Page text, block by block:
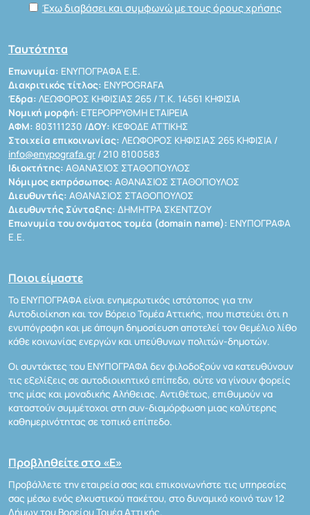
Έχω διαβάσει και συμφωνώ με τους όρους χρήσης
Ταυτότητα
Επωνυμία: ΕΝΥΠΟΓΡΑΦΑ Ε.Ε.
Διακριτικός τίτλος: ENYPOGRAFA
Έδρα: ΛΕΩΦΟΡΟΣ ΚΗΦΙΣΙΑΣ 265 / Τ.Κ. 14561 ΚΗΦΙΣΙΑ
Νομική μορφή: ΕΤΕΡΟΡΡΥΘΜΗ ΕΤΑΙΡΕΙΑ
ΑΦΜ: 803111230 /ΔΟΥ: ΚΕΦΟΔΕ ΑΤΤΙΚΗΣ
Στοιχεία επικοινωνίας: ΛΕΩΦΟΡΟΣ ΚΗΦΙΣΙΑΣ 265 ΚΗΦΙΣΙΑ /
info@enypografa.gr / 210 8100583
Ιδιοκτήτης: ΑΘΑΝΑΣΙΟΣ ΣΤΑΘΟΠΟΥΛΟΣ
Νόμιμος εκπρόσωπος: ΑΘΑΝΑΣΙΟΣ ΣΤΑΘΟΠΟΥΛΟΣ
Διευθυντής: ΑΘΑΝΑΣΙΟΣ ΣΤΑΘΟΠΟΥΛΟΣ
Διευθυντής Σύνταξης: ΔΗΜΗΤΡΑ ΣΚΕΝΤΖΟΥ
Επωνυμία του ονόματος τομέα (domain name): ΕΝΥΠΟΓΡΑΦΑ
Ε.Ε.
Ποιοι είμαστε
Το ΕΝΥΠΟΓΡΑΦΑ είναι ενημερωτικός ιστότοπος για την
Αυτοδιοίκηση και τον Βόρειο Τομέα Αττικής, που πιστεύει ότι η
ενυπόγραφη και με άποψη δημοσίευση αποτελεί τον θεμέλιο λίθο
κάθε κοινωνίας ενεργών και υπεύθυνων πολιτών-δημοτών.
Οι συντάκτες του ΕΝΥΠΟΓΡΑΦΑ δεν φιλοδοξούν να κατευθύνουν
τις εξελίξεις σε αυτοδιοικητικό επίπεδο, ούτε να γίνουν φορείς
της μίας και μοναδικής Αλήθειας. Αντιθέτως, επιθυμούν να
καταστούν συμμέτοχοι στη συν-διαμόρφωση μιας καλύτερης
καθημερινότητας σε τοπικό επίπεδο.
Προβληθείτε στο «Ε»
Προβάλλετε την εταιρεία σας και επικοινωνήστε τις υπηρεσίες
σας μέσω ενός ελκυστικού πακέτου, στο δυναμικό κοινό των 12
Δήμων του Βορείου Τομέα Αττικής.